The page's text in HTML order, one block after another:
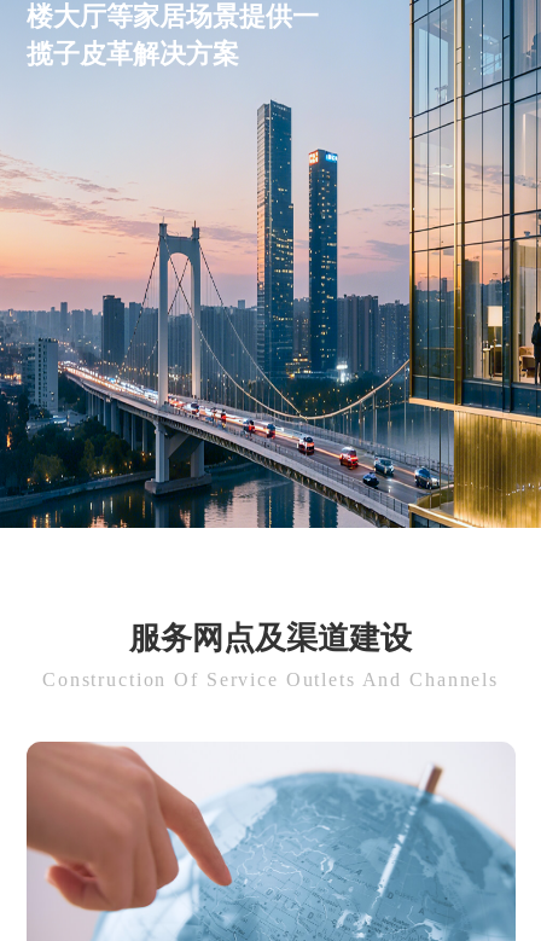
楼大厅等家居场景提供一
揽子皮革解决方案
服务网点及渠道建设
Construction Of Service Outlets And Channels